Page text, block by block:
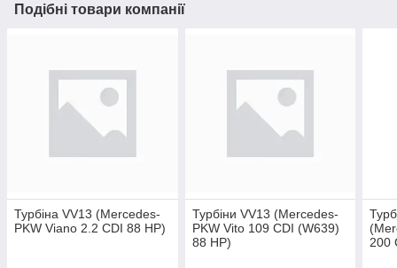
Подібні товари компанії
Турбіна VV13 (Mercedes-
PKW Viano 2.2 CDI 88 HP)
Турбіни VV13 (Mercedes-
PKW Vito 109 CDI (W639)
88 HP)
200